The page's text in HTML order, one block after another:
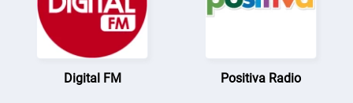
Digital FM Positiva Radio